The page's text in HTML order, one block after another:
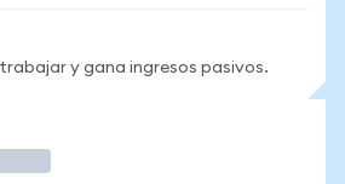
y gana ingresos pasivos.